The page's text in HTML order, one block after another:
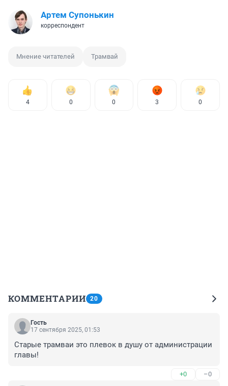
Артем Супонькин
корреспондент
Мнение читателей Трамвай
4 0 0 3 0
КОММЕНТАРИИ 20
Гость
17 сентября 2025, 01:53
Старые трамваи это плевок в душу от администрации
главы!
+0 –0